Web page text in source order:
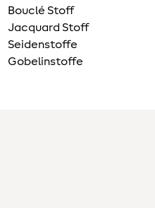
Bouclé Stoff
Jacquard Stoff
Seidenstoffe
Gobelinstoffe